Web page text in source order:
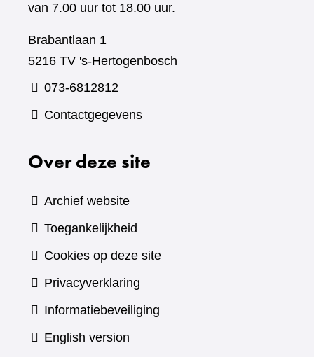
van 7.00 uur tot 18.00 uur.
Brabantlaan 1
5216 TV 's-Hertogenbosch
073-6812812
Contactgegevens
Over deze site
Archief website
Toegankelijkheid
Cookies op deze site
Privacyverklaring
Informatiebeveiliging
English version